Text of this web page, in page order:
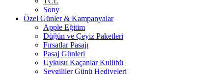
Sony
Özel Günler & Kampanyalar
Apple Eğitim
Düğün ve Çeyiz Paketleri
Fırsatlar Pasajı
Pasaj Günleri
Uykusu Kaçanlar Kulübü
Sevgililer Günü Hediyeleri